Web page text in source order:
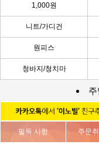
1,000원
니트/가디건
원피스
청바지/청치마
필독 사항 주문